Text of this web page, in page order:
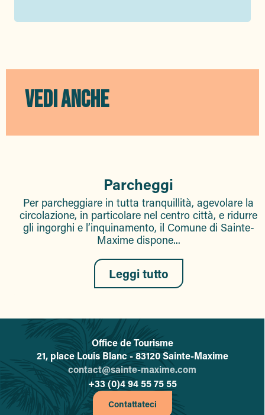
VEDI ANCHE
Parcheggi
Per parcheggiare in tutta tranquillità, agevolare la
circolazione, in particolare nel centro città, e ridurre
gli ingorghi e l’inquinamento, il Comune di Sainte-
Maxime dispone...
Leggi tutto
L'office de tourisme de Sainte-
Office de Tourisme
21, place Louis Blanc - 83120 Sainte-Maxime
contact@sainte-maxime.com
+33 (0)4 94 55 75 55
Contattateci